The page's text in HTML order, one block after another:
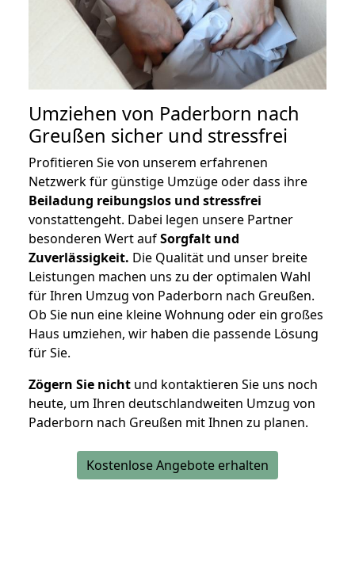
Umziehen von Paderborn nach
Greußen sicher und stressfrei
Profitieren Sie von unserem erfahrenen
Netzwerk für günstige Umzüge oder dass ihre
Beiladung reibungslos und stressfrei
vonstattengeht. Dabei legen unsere Partner
besonderen Wert aufSorgfalt und
Zuverlässigkeit. Die Qualität und unser breite
Leistungen machen uns zu der optimalen Wahl
für Ihren Umzug von Paderborn nach Greußen.
Ob Sie nun eine kleine Wohnung oder ein großes
Haus umziehen, wir haben die passende Lösung
für Sie.
Zögern Sie nicht und kontaktieren Sie uns noch
heute, um Ihren deutschlandweiten Umzug von
Paderborn nach Greußen mit Ihnen zu planen.
Kostenlose Angebote erhalten